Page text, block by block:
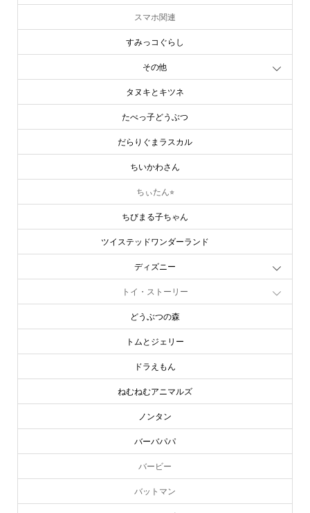
スマホ関連
すみっコぐらし
その他
タヌキとキツネ
たべっ子どうぶつ
だらりぐまラスカル
ちいかわさん
ちぃたん⭐︎
ちびまる子ちゃん
ツイステッドワンダーランド
ディズニー
トイ・ストーリー
どうぶつの森
トムとジェリー
ドラえもん
ねむねむアニマルズ
ノンタン
バーバパパ
バービー
バットマン
online store company info contact us share me!